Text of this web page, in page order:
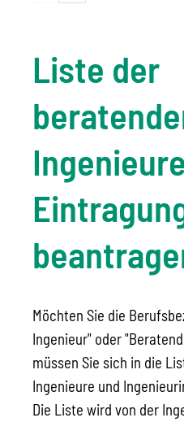
Liste der
Möchten Sie die
Ingenieur" oder
müssen Sie sich in die
Ingenieure und
Die Liste wird von der